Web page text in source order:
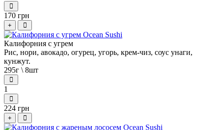
170 грн
+
Калифорния с угрем
Рис, нори, авокадо, огурец, угорь, крем-чиз, соус унаги,
кунжут.
295г \ 8шт
1
224 грн
+